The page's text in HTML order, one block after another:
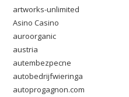
artworks-unlimited
Asino Casino
auroorganic
austria
autembezpecne
autobedrijfwieringa
autoprogagnon.com